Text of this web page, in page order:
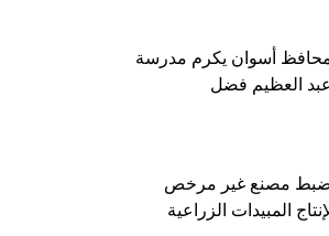
أسوان يكرم مدرسة
عبد العظيم فضل
مصنع غير مرخص
المبيدات الزراعية